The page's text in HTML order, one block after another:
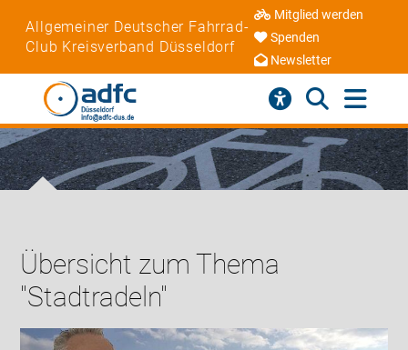
Allgemeiner Deutscher Fahrrad-
Club Kreisverband Düsseldorf
Mitglied werden
Spenden
Newsletter
Übersicht zum Thema
"Stadtradeln"